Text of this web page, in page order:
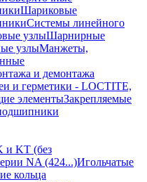
Шариковые
Системы линейного
узлыШарнирные
узлыМанжеты,
и демонтажа
и герметики - LOCTITE,
элементыЗакрепляемые
и KT (без
NA (424...)Игольчатые
кольца